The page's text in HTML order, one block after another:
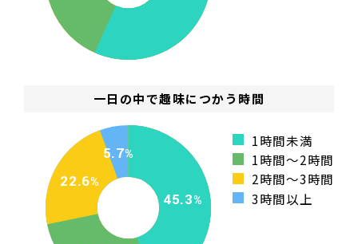
一日の中で趣味につかう時間
45.3
22.6
5.7
1時間未満
1時間～2時間
2時間～3時間
3時間以上